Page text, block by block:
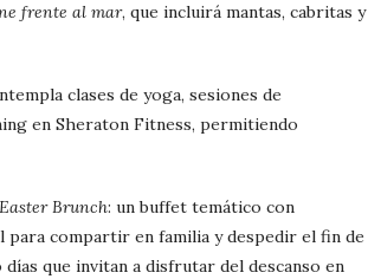
frente al mar, que incluirá mantas, cabritas y
clases de yoga, sesiones de
en Sheraton Fitness, permitiendo
Easter Brunch: un buffet temático con
para compartir en familia y despedir el fin de
que invitan a disfrutar del descanso en